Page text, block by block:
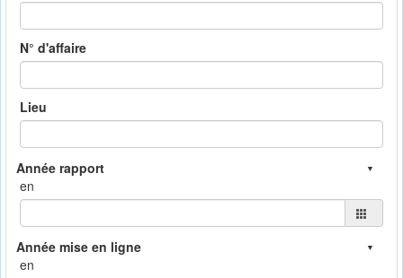
N° d'affaire
Lieu
en
en